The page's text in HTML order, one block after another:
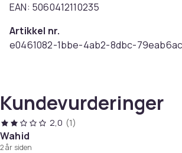
EAN: 5060412110235
Artikkel nr.
e0461082-1bbe-4ab2-8dbc-
Kundevurderinger
2,0 (1)
Wahid
2 år siden